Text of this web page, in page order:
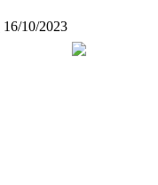
16/10/2023